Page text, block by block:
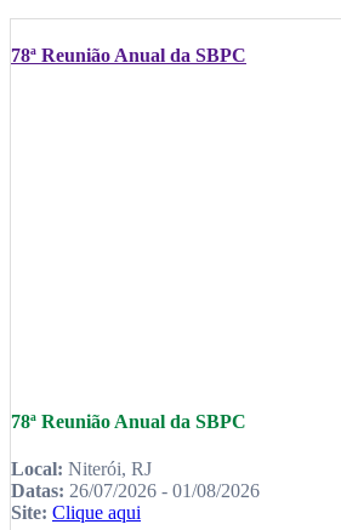
78ª Reunião Anual da SBPC
78ª Reunião Anual da SBPC
Local: Niterói, RJ
Datas: 26/07/2026 - 01/08/2026
Site: Clique aqui